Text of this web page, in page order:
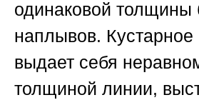
одинаковой толщины
наплывов. Кустарное
выдает себя
толщиной линии,